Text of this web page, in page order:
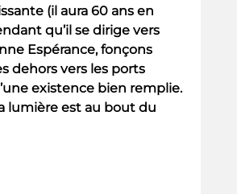
(il aura 60 ans en
qu’il se dirige vers
Espérance, fonçons
dehors vers les ports
existence bien remplie.
lumière est au bout du